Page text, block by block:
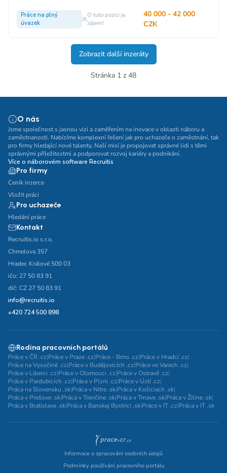
Práce na plný
úvazek
O tuto pozici je
zájem!
40 000 - 42 000
CZK
Zobrazit další inzeráty
Stránka 1 z 48
O nás
Jsme společnost s jasnou vizí a zaměřením na inovace v oblasti náboru a
zaměstnanosti. Nabízíme komplexní řešení jak pro uchazeče o zaměstnání, tak
pro firmy hledající nové talenty. Naší misí je propojovat správné lidi s těmi
správnými příležitostmi a podporovat rozvoj kariéry a podnikání.
Více o náborovém software Recruitis
Pro firmy
Ceník inzerce
Vložit práci
Pro uchazeče
Hledání práce
Kontakt
Recruitis.io s.r.o.
Chmelova 357
Hradec Králové 500 03
ičo: 27 50 83 91
dič: CZ 27 50 83 91
info@recruitis.io
+420 724 500 898
Rodina pracovních portálů
Práce v ČR .cz|Práce v Praze .cz|Práce - Brno .cz|Práce v Hradci .cz|
Práce na Vysočině .cz|Práce v Budějovicích .cz|Práce ve Varech .cz|
Práce v Liberci .cz|Práce v Olomouci .cz|Práce v Ostravě .cz|
Práce v Pardubicích .cz|Práce v Plzni .cz|Práce v Ústí .cz|
Práca na Slovensku .sk|Práca v Nitre .sk|Práca v Košiciach .sk|
Práca v Prešove .sk|Práca v Trenčíne .sk|Práca v Trnave .sk|Práca v Žiline .sk|
Práca v Bratislave .sk|Práca v Banskej Bystrici .sk|Práce v IT .cz|Práca v IT .sk
Informace o zpracování osobních údajů
Podmínky používání pracovního portálu